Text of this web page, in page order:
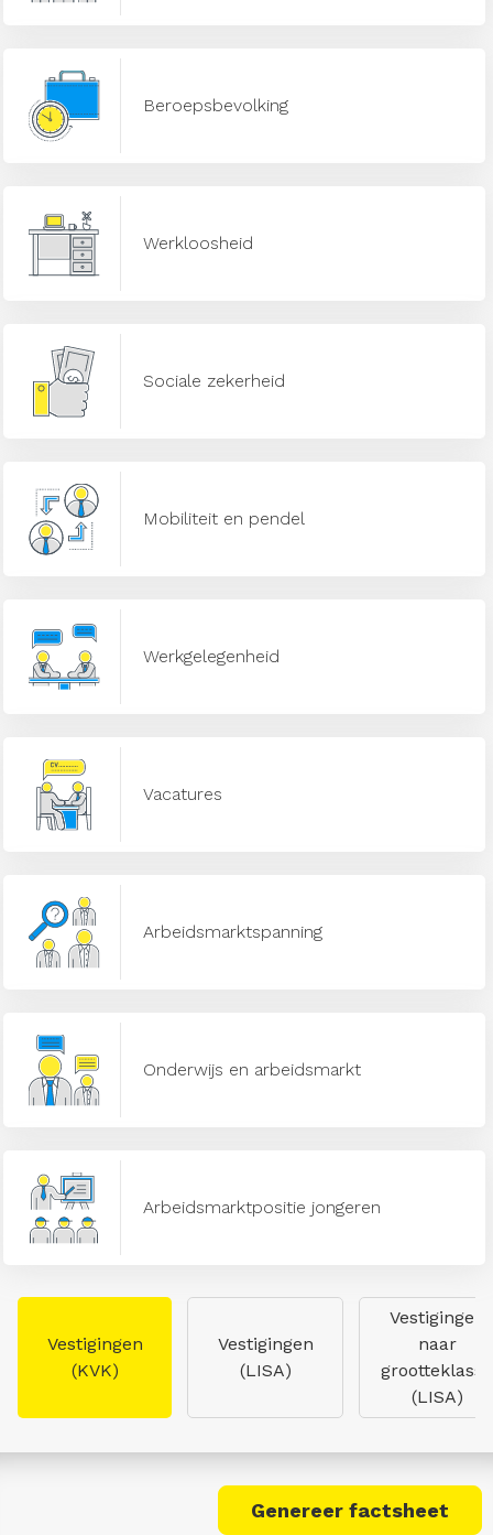
Beroepsbevolking
Werkloosheid
Sociale zekerheid
Mobiliteit en pendel
Werkgelegenheid
Vacatures
Arbeidsmarktspanning
Onderwijs en arbeidsmarkt
Arbeidsmarktpositie jongeren
Vestigingen
(KVK)
Vestigingen
(LISA)
Vestigingen
naar
grootteklasse
(LISA)
Genereer factsheet